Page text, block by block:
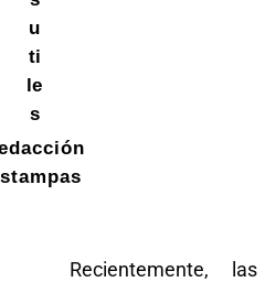
u
ti
le
s
Recientemente,